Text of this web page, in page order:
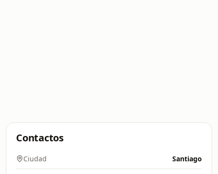
Contactos
Ciudad Santiago